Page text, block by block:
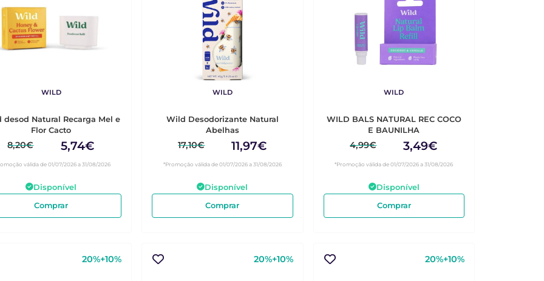
WILD
desod Natural Recarga Mel e
Flor Cacto
8,20€ 5,74€
válida de 01/07/2026 a 31/08/2026
Disponível
Comprar
WILD
Wild Desodorizante Natural
Abelhas
17,10€ 11,97€
*Promoção válida de 01/07/2026 a 31/08/2026
Disponível
Comprar
WILD
WILD BALS NATURAL REC COCO
E BAUNILHA
4,99€ 3,49€
*Promoção válida de 01/07/2026 a 31/08/2026
Disponível
Comprar
20%+10% 20%+10% 20%+10%